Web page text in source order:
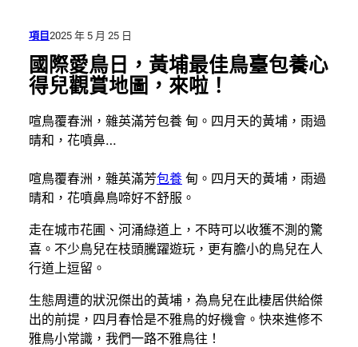
項目 2025 年 5 月 25 日
國際愛鳥日，黃埔最佳鳥臺包養心
得兒觀賞地圖，來啦！
喧鳥覆春洲，雜英滿芳包養 甸。四月天的黃埔，雨過
晴和，花噴鼻…
喧鳥覆春洲，雜英滿芳包養 甸。四月天的黃埔，雨過
晴和，花噴鼻鳥啼好不舒服。
走在城市花圃、河涌綠道上，不時可以收獲不測的驚
喜。不少鳥兒在枝頭騰躍遊玩，更有膽小的鳥兒在人
行道上逗留。
生態周遭的狀況傑出的黃埔，為鳥兒在此棲居供給傑
出的前提，四月春恰是不雅鳥的好機會。快來進修不
雅鳥小常識，我們一路不雅鳥往！